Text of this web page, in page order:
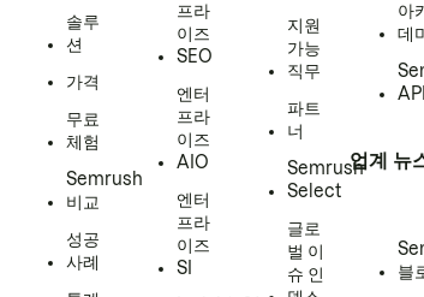
솔루
션
가격
무료
체험
Semrush
비교
성공
사례
프라
이즈
SEO
엔터
프라
이즈
AIO
엔터
프라
이즈
SI
지원
가능
직무
파트
너
Semrush
Select
글로
벌 이
슈 인
아
데
업계 뉴
블